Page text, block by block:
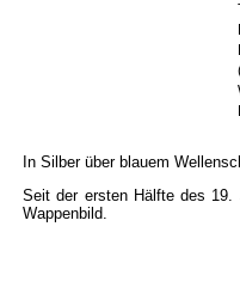
In Silber über blauem
Seit der ersten Hälfte des 19.
Wappenbild.